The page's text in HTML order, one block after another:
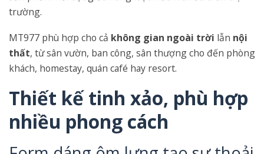
trường.
MT977 phù hợp cho cả không gian ngoài trời lẫn nội
thất, từ sân vườn, ban công, sân thượng cho đến phòng
khách, homestay, quán café hay resort.
Thiết kế tinh xảo, phù hợp
nhiều phong cách